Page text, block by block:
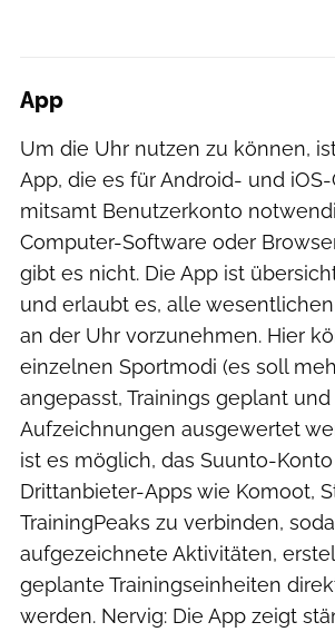
App
Um die Uhr nutzen zu können,
App, die es für Android- und
mitsamt Benutzerkonto
Computer-Software oder
gibt es nicht. Die App ist
und erlaubt es, alle
an der Uhr vorzunehmen. Hier
einzelnen Sportmodi (es soll
angepasst, Trainings geplant und
Aufzeichnungen ausgewertet
ist es möglich, das Suunto-
Drittanbieter-Apps wie Komoot,
TrainingPeaks zu verbinden,
aufgezeichnete Aktivitäten,
geplante Trainingseinheiten
werden. Nervig: Die App zeigt